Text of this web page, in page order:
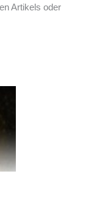
Artikels oder